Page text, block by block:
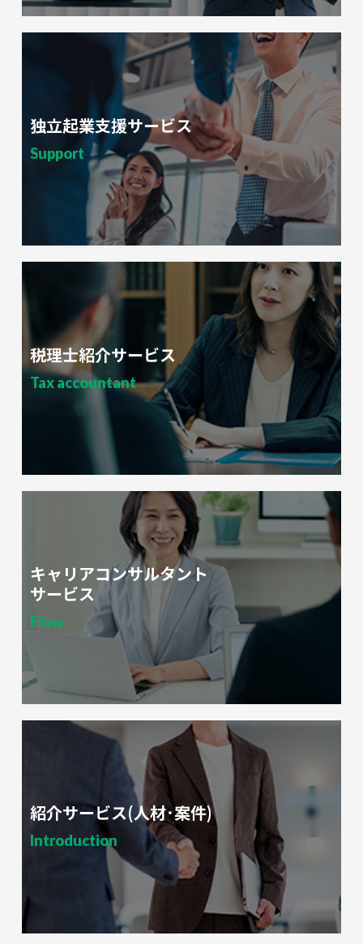
独立起業支援サービス
Support
税理士紹介サービス
Tax accountant
キャリアコンサルタント
サービス
Flow
紹介サービス(人材･案件)
Introduction